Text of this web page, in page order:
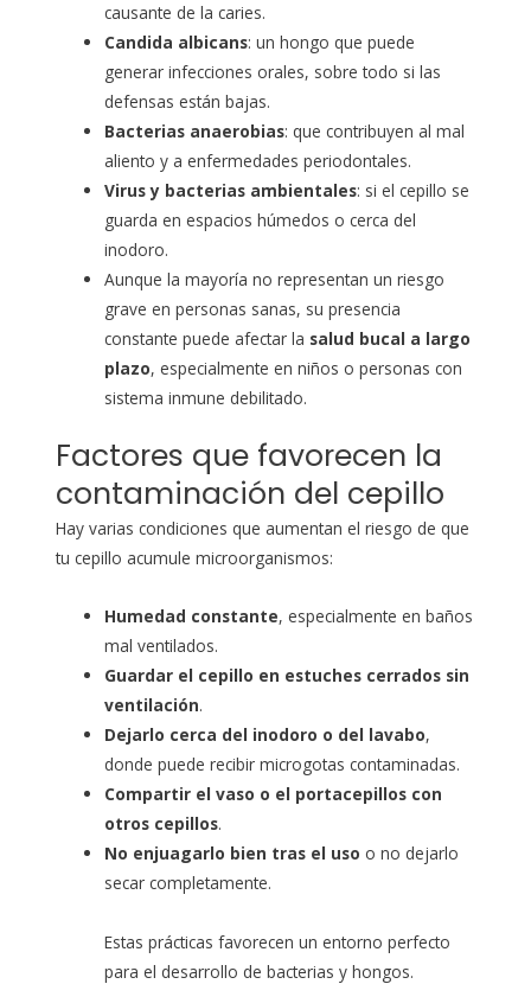
causante de la caries.
Candida albicans: un hongo que puede
generar infecciones orales, sobre todo si las
defensas están bajas.
Bacterias anaerobias: que contribuyen al mal
aliento y a enfermedades periodontales.
Virus y bacterias ambientales: si el cepillo se
guarda en espacios húmedos o cerca del
inodoro.
Aunque la mayoría no representan un riesgo
grave en personas sanas, su presencia
constante puede afectar la salud bucal a largo
plazo, especialmente en niños o personas con
sistema inmune debilitado.
Factores que favorecen la
contaminación del cepillo
Hay varias condiciones que aumentan el riesgo de que
tu cepillo acumule microorganismos:
Humedad constante, especialmente en baños
mal ventilados.
Guardar el cepillo en estuches cerrados sin
ventilación.
Dejarlo cerca del inodoro o del lavabo,
donde puede recibir microgotas contaminadas.
Compartir el vaso o el portacepillos con
otros cepillos.
No enjuagarlo bien tras el uso o no dejarlo
secar completamente.
Estas prácticas favorecen un entorno perfecto
para el desarrollo de bacterias y hongos.